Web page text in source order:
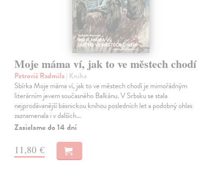
Moje máma ví, jak to ve městech chodí
Petrovič Radmila| Kniha
Sbírka Moje máma ví, jak to ve městech chodí je mimořádným
literárním jevem současného Balkánu. V Srbsku se stala
nejprodávanější básnickou knihou posledních let a podobný ohlas
zaznamenala i v dalších…
Zasielame do 14 dní
11,80 €